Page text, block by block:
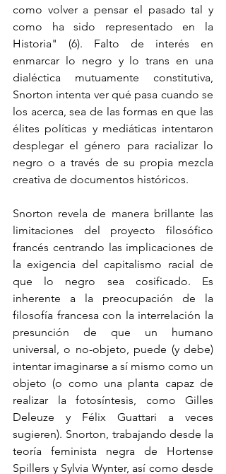
como volver a pensar el pasado tal y
como ha sido representado en la
Historia" (6). Falto de interés en
enmarcar lo negro y lo trans en una
dialéctica mutuamente constitutiva,
Snorton intenta ver qué pasa cuando se
los acerca, sea de las formas en que las
élites políticas y mediáticas intentaron
desplegar el género para racializar lo
negro o a través de su propia mezcla
creativa de documentos históricos.
Snorton revela de manera brillante las
limitaciones del proyecto filosófico
francés centrando las implicaciones de
la exigencia del capitalismo racial de
que lo negro sea cosificado. Es
inherente a la preocupación de la
filosofía francesa con la interrelación la
presunción de que un humano
universal, o no-objeto, puede (y debe)
intentar imaginarse a sí mismo como un
objeto (o como una planta capaz de
realizar la fotosíntesis, como Gilles
Deleuze y Félix Guattari a veces
sugieren). Snorton, trabajando desde la
teoría feminista negra de Hortense
Spillers y Sylvia Wynter, así como desde